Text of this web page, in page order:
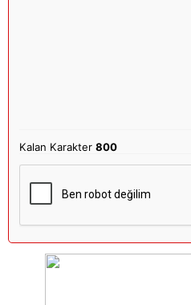
Kalan Karakter800